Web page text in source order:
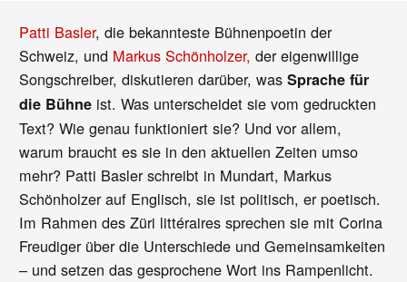
Patti Basler, die bekannteste Bühnenpoetin der
Schweiz, und Markus Schönholzer, der eigenwillige
Songschreiber, diskutieren darüber, wasSprache für
die Bühne ist. Was unterscheidet sie vom gedruckten
Text? Wie genau funktioniert sie? Und vor allem,
warum braucht es sie in den aktuellen Zeiten umso
mehr? Patti Basler schreibt in Mundart, Markus
Schönholzer auf Englisch, sie ist politisch, er poetisch.
Im Rahmen des Züri littéraires sprechen sie mit Corina
Freudiger über die Unterschiede und Gemeinsamkeiten
– und setzen das gesprochene Wort ins Rampenlicht.